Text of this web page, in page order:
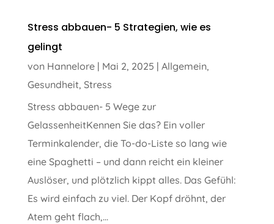
Stress abbauen- 5 Strategien, wie es
gelingt
von Hannelore| Mai 2, 2025 | Allgemein,
Gesundheit, Stress
Stress abbauen- 5 Wege zur
GelassenheitKennen Sie das? Ein voller
Terminkalender, die To-do-Liste so lang wie
eine Spaghetti – und dann reicht ein kleiner
Auslöser, und plötzlich kippt alles. Das Gefühl:
Es wird einfach zu viel. Der Kopf dröhnt, der
Atem geht flach,...